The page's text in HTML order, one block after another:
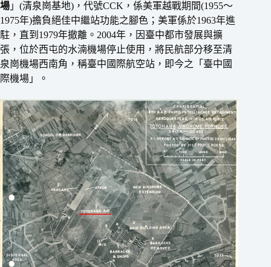
場 」(清泉崗基地)，代號CCK，係美軍越戰期間(1955〜
1975年)擔負絕佳中繼站功能之腳色；美軍係於1963年進
駐，直到1979年撤離。2004年，因臺中都市發展與擴
張，位於西屯的水湳機場停止使用，將民航部分移至清
泉崗機場西南角，稱臺中國際航空站，即今之「臺中國
際機場」。